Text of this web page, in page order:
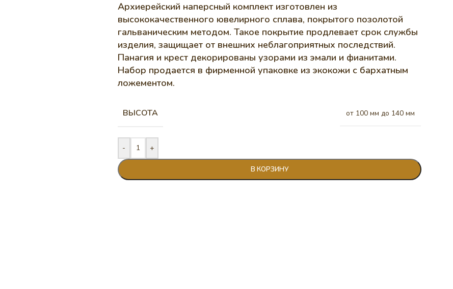
Архиерейский наперсный комплект изготовлен из
высококачественного ювелирного сплава, покрытого позолотой
гальваническим методом. Такое покрытие продлевает срок службы
изделия, защищает от внешних неблагоприятных последствий.
Панагия и крест декорированы узорами из эмали и фианитами.
Набор продается в фирменной упаковке из экокожи с бархатным
ложементом.
ВЫСОТА от 100 мм до 140 мм
- +
В КОРЗИНУ